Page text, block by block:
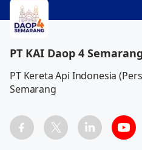
PT KAI Daop 4 Semarang
PT Kereta Api Indonesia
Semarang